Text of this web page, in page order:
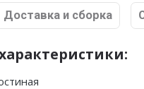
Доставка и сборка